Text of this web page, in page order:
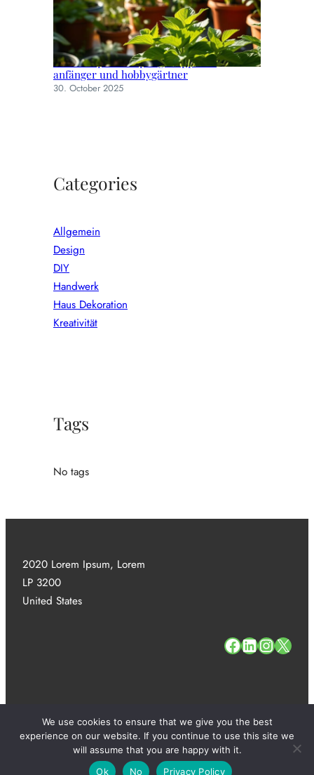
Einfache pflanzenpflege: tipps für
anfänger und hobbygärtner
30. October 2025
Categories
Allgemein
Design
DIY
Handwerk
Haus Dekoration
Kreativität
Tags
No tags
2020 Lorem Ipsum, Lorem
LP 3200
United States
# # # #
Copyright 2025. All Rights Reserved.
We use cookies to ensure that we give you the best
experience on our website. If you continue to use this site we
will assume that you are happy with it.
Ok
No Privacy Policy